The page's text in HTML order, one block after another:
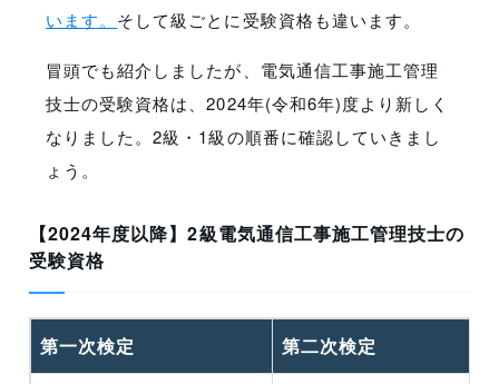
います。 そして級ごとに受験資格も違います。
冒頭でも紹介しましたが、電気通信工事施工管理
技士の受験資格は、2024年(令和6年)度より新しく
なりました。2級・1級の順番に確認していきまし
ょう。
【2024年度以降】2級電気通信工事施工管理技士の
受験資格
第一次検定 第二次検定